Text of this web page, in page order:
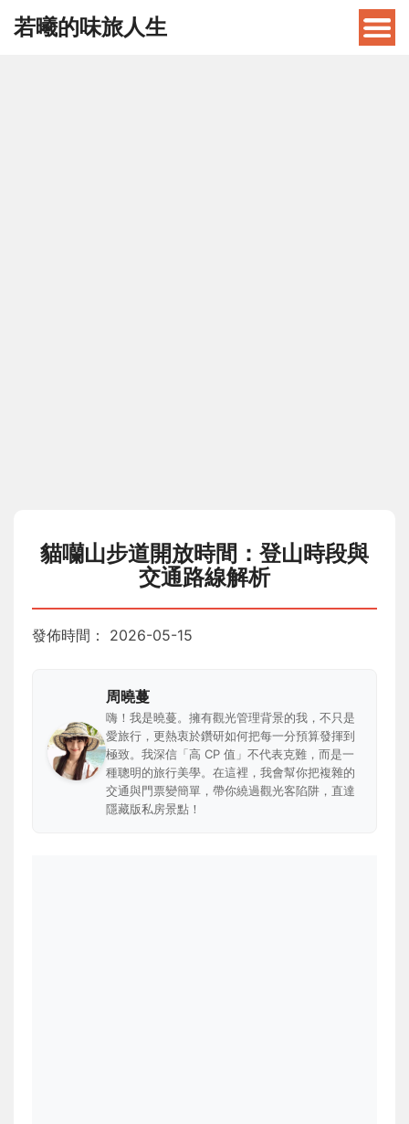
若曦的味旅人生
貓囒山步道開放時間：登山時段與
交通路線解析
發佈時間： 2026-05-15
周曉蔓
嗨！我是曉蔓。擁有觀光管理背景的我，不只是
愛旅行，更熱衷於鑽研如何把每一分預算發揮到
極致。我深信「高 CP 值」不代表克難，而是一
種聰明的旅行美學。在這裡，我會幫你把複雜的
交通與門票變簡單，帶你繞過觀光客陷阱，直達
隱藏版私房景點！